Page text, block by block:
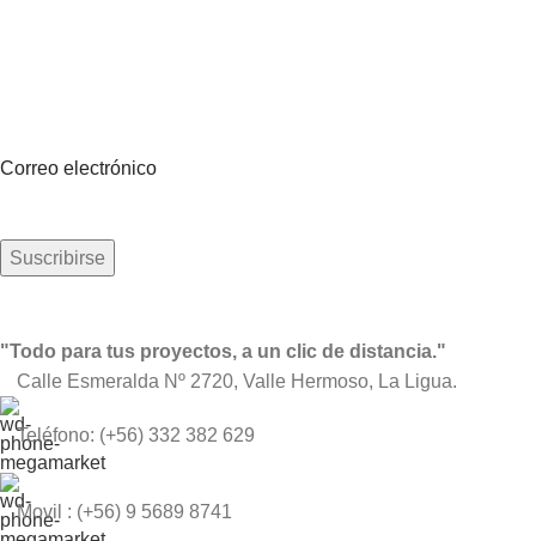
Correo electrónico
"Todo para tus proyectos, a un clic de distancia."
Calle Esmeralda Nº 2720, Valle Hermoso, La Ligua.
Teléfono: (+56) 332 382 629
Movil : (+56) 9 5689 8741